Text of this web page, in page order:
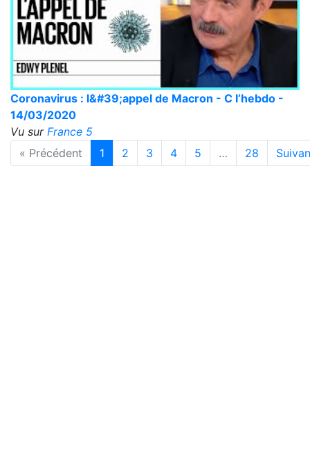
Coronavirus : l&#39;appel de Macron - C l’hebdo -
14/03/2020
Vu sur France 5
« Précédent
1 2 3 4 5 … 28